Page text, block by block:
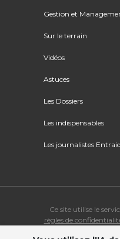
Gestion et
Sur le terrain
Vidéos
Astuces
Les Dossiers
Les indispensables
Les journalistes Entraid
Ce site utilise le
règles de